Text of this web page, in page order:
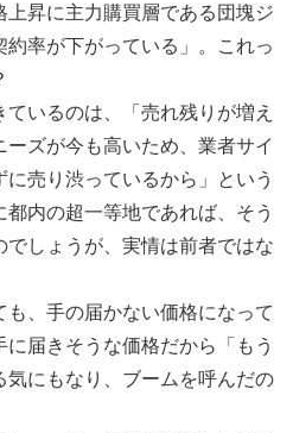
昇に主力購買層である団塊ジ
約率が下がっている」。これっ
いるのは、「売れ残りが増え
ズが今も高いため、業者サイ
に売り渋っているから」という
内の超一等地であれば、そう
しょうが、実情は前者ではな
、手の届かない価格になって
届きそうな価格だから「もう
気にもなり、ブームを呼んだの